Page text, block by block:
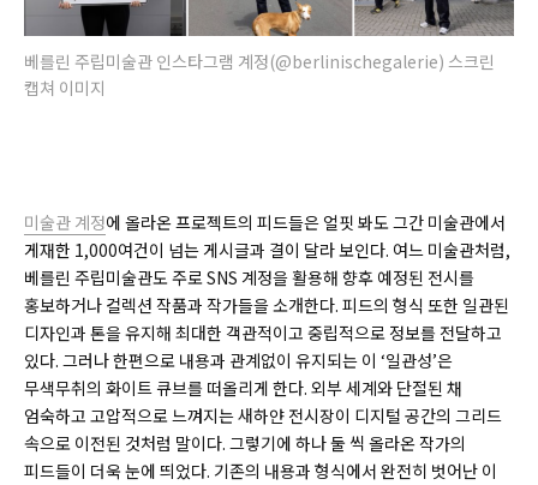
베를린 주립미술관 인스타그램 계정(@berlinischegalerie) 스크린
캡쳐 이미지
미술관 계정에 올라온 프로젝트의 피드들은 얼핏 봐도 그간 미술관에서
게재한 1,000여건이 넘는 게시글과 결이 달라 보인다. 여느 미술관처럼,
베를린 주립미술관도 주로 SNS 계정을 활용해 향후 예정된 전시를
홍보하거나 컬렉션 작품과 작가들을 소개한다. 피드의 형식 또한 일관된
디자인과 톤을 유지해 최대한 객관적이고 중립적으로 정보를 전달하고
있다. 그러나 한편으로 내용과 관계없이 유지되는 이 ‘일관성’은
무색무취의 화이트 큐브를 떠올리게 한다. 외부 세계와 단절된 채
엄숙하고 고압적으로 느껴지는 새하얀 전시장이 디지털 공간의 그리드
속으로 이전된 것처럼 말이다. 그렇기에 하나 둘 씩 올라온 작가의
피드들이 더욱 눈에 띄었다. 기존의 내용과 형식에서 완전히 벗어난 이